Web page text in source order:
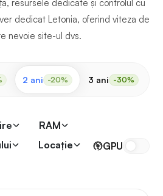
resursele dedicate și controlul cu
dedicat Letonia, oferind viteza de
nevoie site-ul dvs.
2 ani -20% 3 ani -30%
RAM
Locaţie
GPU